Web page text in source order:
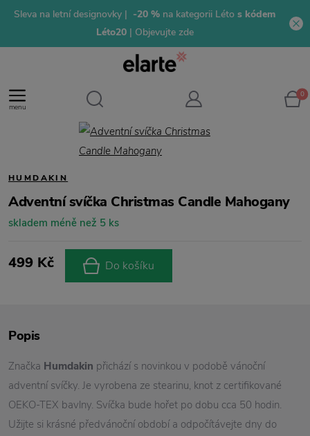
Sleva na letní designovky | -20 % na kategorii Léto s kódem
Léto20 | Objevujte zde
menu
0
HUMDAKIN
Adventní svíčka Christmas Candle Mahogany
skladem méně než 5 ks
499 Kč Do košíku
Popis
Značka Humdakin přichází s novinkou v podobě vánoční
adventní svíčky. Je vyrobena ze stearinu, knot z certifikované
OEKO-TEX bavlny. Svíčka bude hořet po dobu cca 50 hodin.
Užijte si krásné předvánoční období a odpočítávejte dny do